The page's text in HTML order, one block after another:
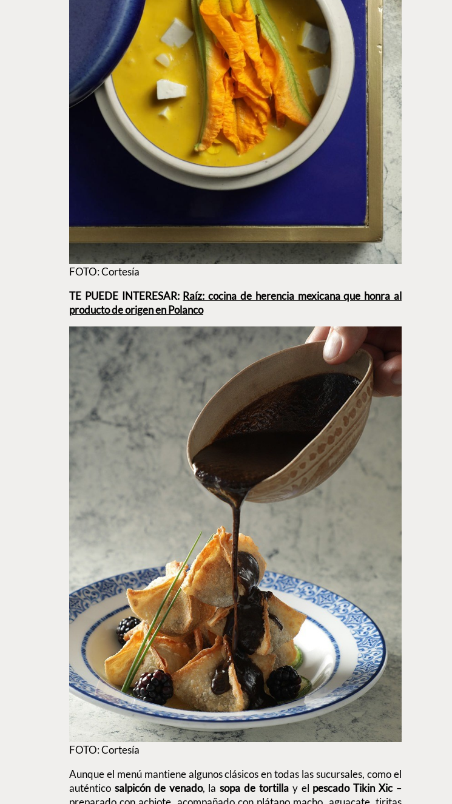
FOTO: Cortesía
TE PUEDE INTERESAR: Raíz: cocina de herencia mexicana que honra al
producto de origen en Polanco
FOTO: Cortesía
Aunque el menú mantiene algunos clásicos en todas las sucursales, como el
auténtico salpicón de venado, lasopa de tortillay el pescado Tikin Xic–